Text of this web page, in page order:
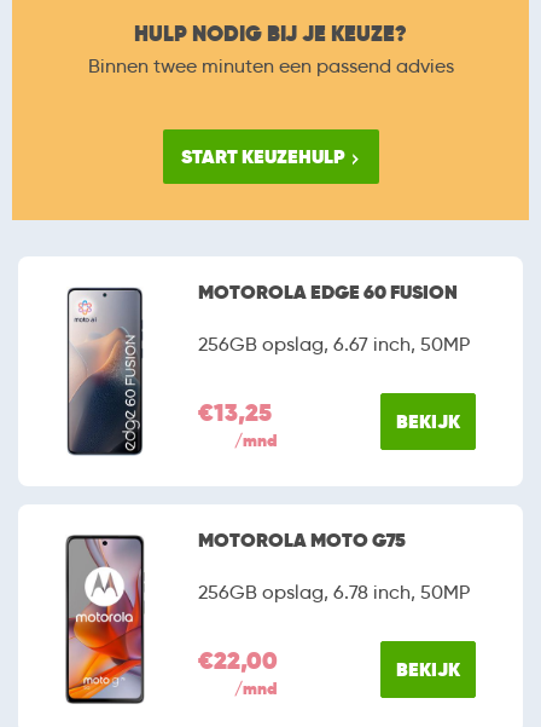
HULP NODIG BIJ JE KEUZE?
Binnen twee minuten een passend advies
START KEUZEHULP
MOTOROLA EDGE 60 FUSION
256GB opslag, 6.67 inch, 50MP
€13,25
/mnd
BEKIJK
MOTOROLA MOTO G75
256GB opslag, 6.78 inch, 50MP
€22,00
/mnd
BEKIJK